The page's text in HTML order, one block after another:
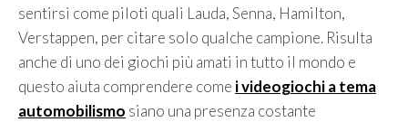
sentirsi come piloti quali Lauda, Senna, Hamilton,
Verstappen, per citare solo qualche campione. Risulta
anche di uno dei giochi più amati in tutto il mondo e
questo aiuta comprendere come i videogiochi a tema
automobilismo siano una presenza costante